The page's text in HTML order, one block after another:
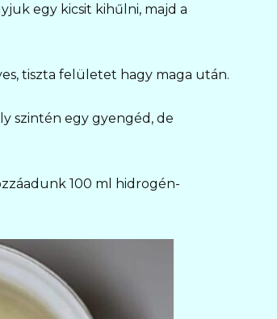
egy kicsit kihűlni, majd a
tiszta felületet hagy maga után.
szintén egy gyengéd, de
100 ml hidrogén-